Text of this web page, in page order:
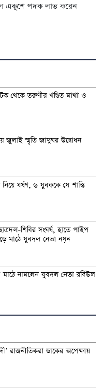
একুশে পদক লাভ করেন
থেকে তরুণীর খণ্ডিত মাথা ও
জুলাই স্মৃতি জাদুঘর উদ্বোধন
ধর্ষণ, ৬ যুবককে যে শাস্তি
শিবির সংঘর্ষ, হাতে পাইপ
মাঠে যুবদল নেতা নয়ন
মাঠে নামলেন যুবদল নেতা রবিউল
রাজনীতিকরা ডাকের অপেক্ষায়